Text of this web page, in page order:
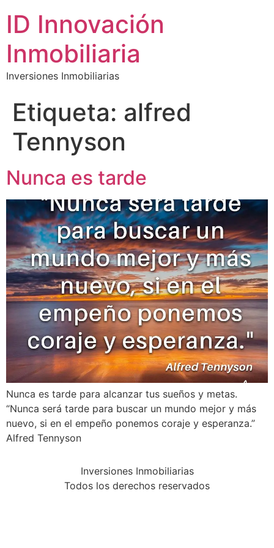
ID Innovación
Inmobiliaria
Inversiones Inmobiliarias
Etiqueta: alfred
Tennyson
Nunca es tarde
Nunca es tarde para alcanzar tus sueños y metas.
“Nunca será tarde para buscar un mundo mejor y más
nuevo, si en el empeño ponemos coraje y esperanza.”
Alfred Tennyson
Inversiones Inmobiliarias
Todos los derechos reservados